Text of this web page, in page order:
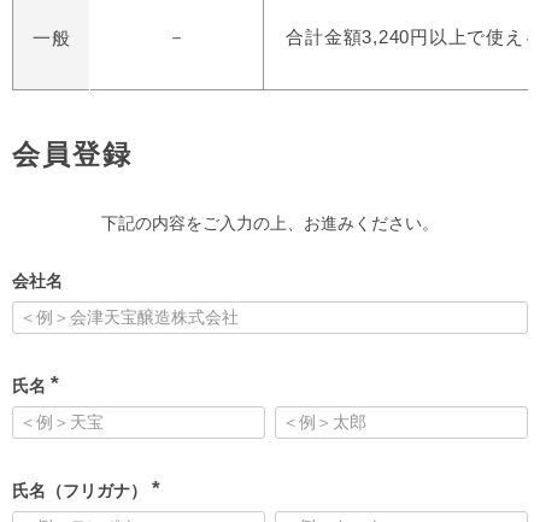
一般 － 合計金額3,240円以上で使え
会員登録
下記の内容をご入力の上、お進みください。
会社名
氏名
(
必
須
氏名（フリガナ）
(